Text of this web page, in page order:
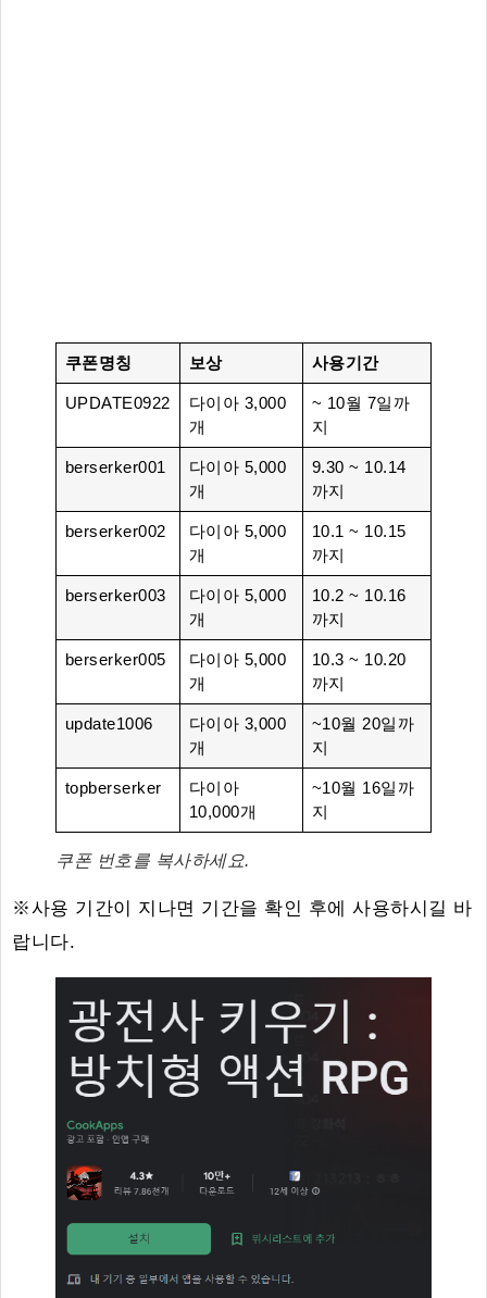
쿠폰명칭 보상 사용기간
UPDATE0922
다이아 3,000
개
~ 10월 7일까
지
berserker001
다이아 5,000
개
9.30 ~ 10.14
까지
berserker002
다이아 5,000
개
10.1 ~ 10.15
까지
berserker003
다이아 5,000
개
10.2 ~ 10.16
까지
berserker005
다이아 5,000
개
10.3 ~ 10.20
까지
update1006
다이아 3,000
개
~10월 20일까
지
topberserker
다이아
10,000개
~10월 16일까
지
쿠폰 번호를 복사하세요.
※사용 기간이 지나면 기간을 확인 후에 사용하시길 바
랍니다.